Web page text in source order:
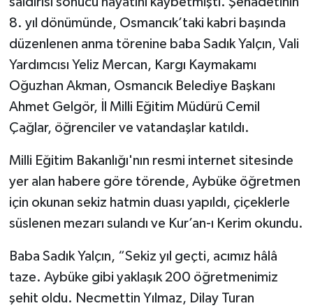
8. yıl dönümünde, Osmancık’taki kabri başında
düzenlenen anma törenine baba Sadık Yalçın, Vali
Yardımcısı Yeliz Mercan, Kargı Kaymakamı
Oğuzhan Akman, Osmancık Belediye Başkanı
Ahmet Gelgör, İl Milli Eğitim Müdürü Cemil
Çağlar, öğrenciler ve vatandaşlar katıldı.
Milli Eğitim Bakanlığı'nın resmi internet sitesinde
yer alan habere göre törende, Aybüke öğretmen
için okunan sekiz hatmin duası yapıldı, çiçeklerle
süslenen mezarı sulandı ve Kur’an-ı Kerim okundu.
Baba Sadık Yalçın, “Sekiz yıl geçti, acımız hâlâ
taze. Aybüke gibi yaklaşık 200 öğretmenimiz
şehit oldu. Necmettin Yılmaz, Dilay Turan